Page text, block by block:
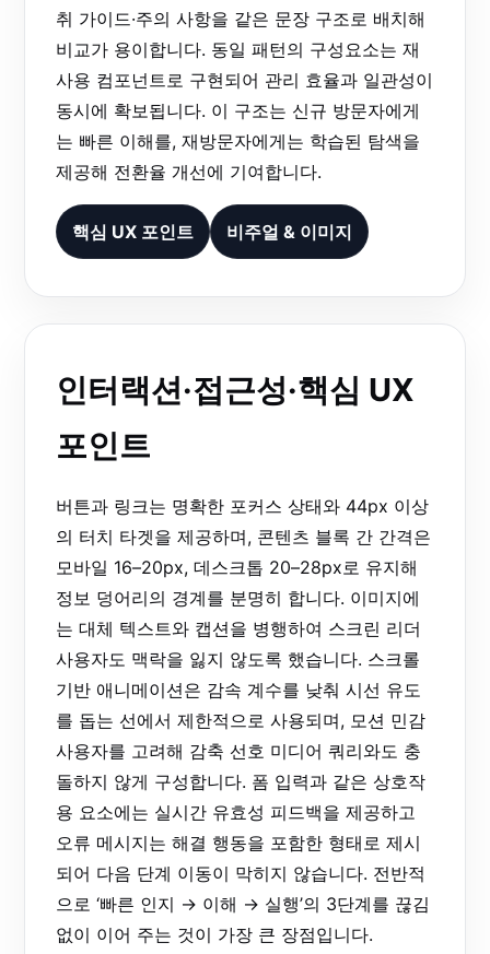
취 가이드·주의 사항을 같은 문장 구조로 배치해
비교가 용이합니다. 동일 패턴의 구성요소는 재
사용 컴포넌트로 구현되어 관리 효율과 일관성이
동시에 확보됩니다. 이 구조는 신규 방문자에게
는 빠른 이해를, 재방문자에게는 학습된 탐색을
제공해 전환율 개선에 기여합니다.
핵심 UX 포인트 비주얼 & 이미지
인터랙션·접근성·핵심 UX
포인트
버튼과 링크는 명확한 포커스 상태와 44px 이상
의 터치 타겟을 제공하며, 콘텐츠 블록 간 간격은
모바일 16–20px, 데스크톱 20–28px로 유지해
정보 덩어리의 경계를 분명히 합니다. 이미지에
는 대체 텍스트와 캡션을 병행하여 스크린 리더
사용자도 맥락을 잃지 않도록 했습니다. 스크롤
기반 애니메이션은 감속 계수를 낮춰 시선 유도
를 돕는 선에서 제한적으로 사용되며, 모션 민감
사용자를 고려해 감축 선호 미디어 쿼리와도 충
돌하지 않게 구성합니다. 폼 입력과 같은 상호작
용 요소에는 실시간 유효성 피드백을 제공하고
오류 메시지는 해결 행동을 포함한 형태로 제시
되어 다음 단계 이동이 막히지 않습니다. 전반적
으로 ‘빠른 인지 → 이해 → 실행’의 3단계를 끊김
없이 이어 주는 것이 가장 큰 장점입니다.